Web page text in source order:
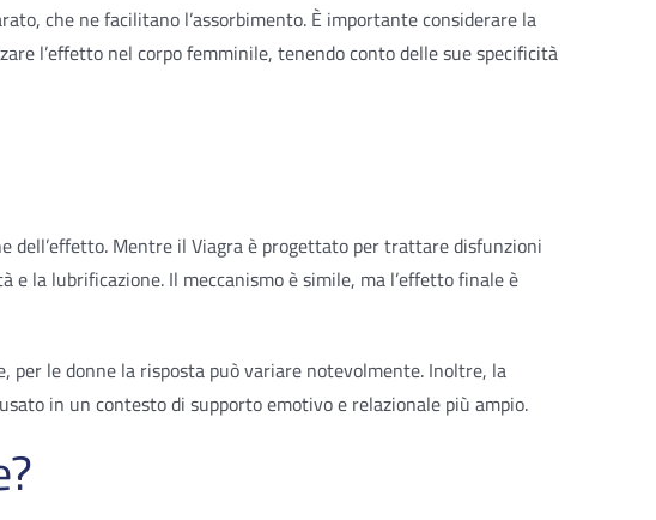
che ne facilitano l’assorbimento. È importante considerare la
l’effetto nel corpo femminile, tenendo conto delle sue specificità
dell’effetto. Mentre il Viagra è progettato per trattare disfunzioni
la lubrificazione. Il meccanismo è simile, ma l’effetto finale è
le donne la risposta può variare notevolmente. Inoltre, la
in un contesto di supporto emotivo e relazionale più ampio.